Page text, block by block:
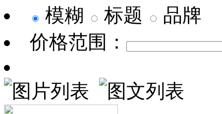
模糊
标题
品牌
价格范围：